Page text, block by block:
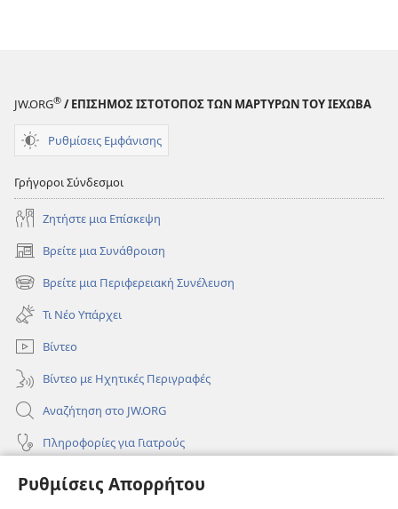
Ρυθμίσεις Απορρήτου
JW.ORG® / ΕΠΙΣΗΜΟΣ ΙΣΤΟΤΟΠΟΣ ΤΩΝ ΜΑΡΤΥΡΩΝ ΤΟΥ ΙΕΧΩΒΑ
Ρυθμίσεις Εμφάνισης
Γρήγοροι Σύνδεσμοι
Ζητήστε μια Επίσκεψη
Βρείτε μια Συνάθροιση
(ανοίγει
νέο
παράθυρο)
Βρείτε μια Περιφερειακή Συνέλευση
(ανοίγει
νέο
παράθυρο)
Τι Νέο Υπάρχει
Βίντεο
Βίντεο με Ηχητικές Περιγραφές
Αναζήτηση στο JW.ORG
Πληροφορίες για Γιατρούς
Πληροφορίες για Επίσημους Φορείς και ΜΜΕ